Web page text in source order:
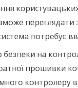
користувацьких
переглядати
потребує
на
прошивки
контролеру